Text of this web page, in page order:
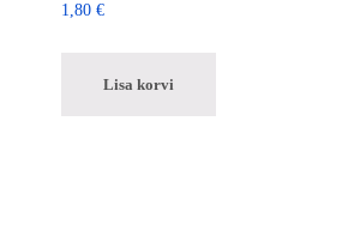
1,80 €
Lisa korvi